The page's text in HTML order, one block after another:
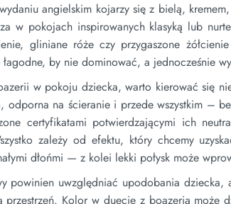
angielskim kojarzy się z bielą,
w pokojach inspirowanych klasyką lub
gliniane róże czy przygaszone
by nie dominować, a jednocześnie
w pokoju dziecka, warto kierować się
odporna na ścieranie i przede wszystkim –
certyfikatami potwierdzającymi ich
zależy od efektu, który chcemy
dłońmi — z kolei lekki połysk może
powinien uwzględniać upodobania
przestrzeń. Kolor w duecie z boazerią może